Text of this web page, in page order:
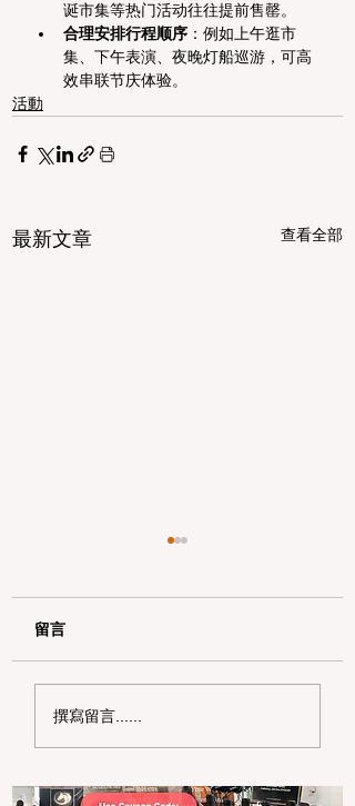
诞市集等热门活动往往提前售罄。
合理安排行程顺序 ：例如上午逛市
集、下午表演、夜晚灯船巡游，可高
效串联节庆体验。
活動
最新文章 查看全部
2026 湾区独立日遛娃
留言
撰寫留言......